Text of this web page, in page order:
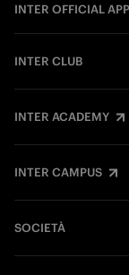
INTER OFFICIAL APP
INTER CLUB
INTER ACADEMY
INTER CAMPUS
SOCIETÀ